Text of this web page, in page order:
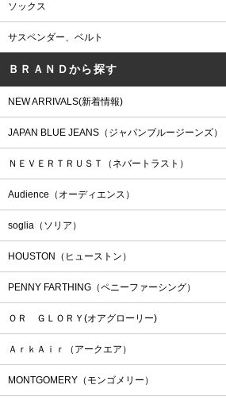
ソックス
サスペンダー、ベルト
ＢＲＡＮＤから探す
NEW ARRIVALS(新着情報)
JAPAN BLUE JEANS（ジャパンブルージーンズ）
ＮＥＶＥＲＴＲＵＳＴ（ネバートラスト）
Audience（オーディエンス）
soglia（ソリア）
HOUSTON（ヒューストン）
PENNY FARTHING（ペニーファーシング）
ＯＲ ＧＬＯＲＹ(オアグローリー)
ＡｒｋＡｉｒ（アークエア）
MONTGOMERY（モンゴメリー）